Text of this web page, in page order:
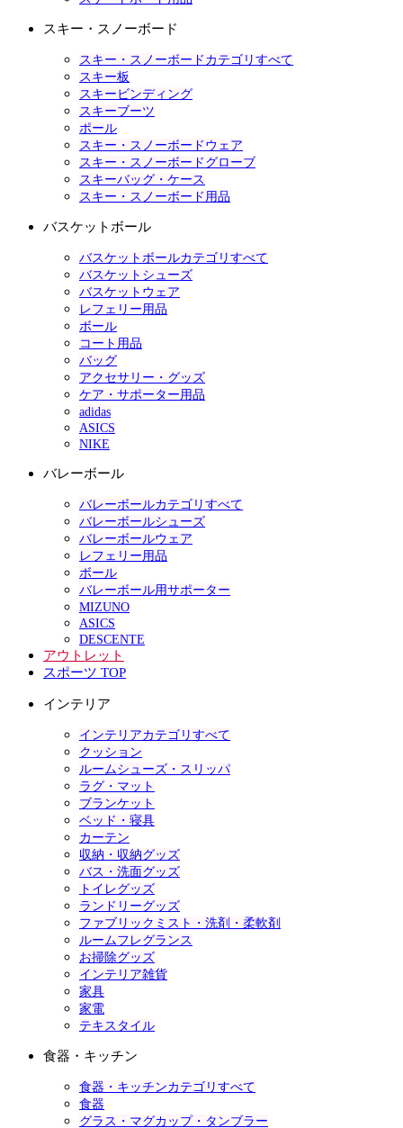
スキー・スノーボード
スキー・スノーボードカテゴリすべて
スキー板
スキービンディング
スキーブーツ
ポール
スキー・スノーボードウェア
スキー・スノーボードグローブ
スキーバッグ・ケース
スキー・スノーボード用品
バスケットボール
バスケットボールカテゴリすべて
バスケットシューズ
バスケットウェア
レフェリー用品
ボール
コート用品
バッグ
アクセサリー・グッズ
ケア・サポーター用品
adidas
ASICS
NIKE
バレーボール
バレーボールカテゴリすべて
バレーボールシューズ
バレーボールウェア
レフェリー用品
ボール
バレーボール用サポーター
MIZUNO
ASICS
DESCENTE
アウトレット
スポーツ TOP
インテリア
インテリアカテゴリすべて
クッション
ルームシューズ・スリッパ
ラグ・マット
ブランケット
ベッド・寝具
カーテン
収納・収納グッズ
バス・洗面グッズ
トイレグッズ
ランドリーグッズ
ファブリックミスト・洗剤・柔軟剤
ルームフレグランス
お掃除グッズ
インテリア雑貨
家具
家電
テキスタイル
食器・キッチン
食器・キッチンカテゴリすべて
食器
グラス・マグカップ・タンブラー